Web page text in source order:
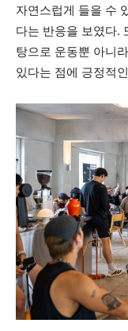
자연스럽게 들을 수
다는 반응을 보였다.
탕으로 운동뿐 아니
있다는 점에 긍정적